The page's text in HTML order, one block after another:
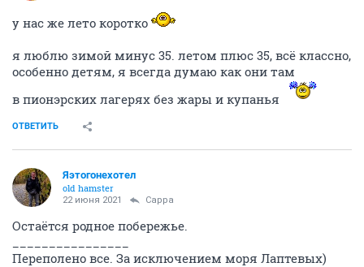
у нас же лето коротко
я люблю зимой минус 35. летом плюс 35, всё классно,
особенно детям, я всегда думаю как они там
в пионэрских лагерях без жары и купанья
ОТВЕТИТЬ
Яэтогонехотел
old hamster
22 июня 2021 Сарра
Остаётся родное побережье.
Переполено все. За исключением моря Лаптевых)